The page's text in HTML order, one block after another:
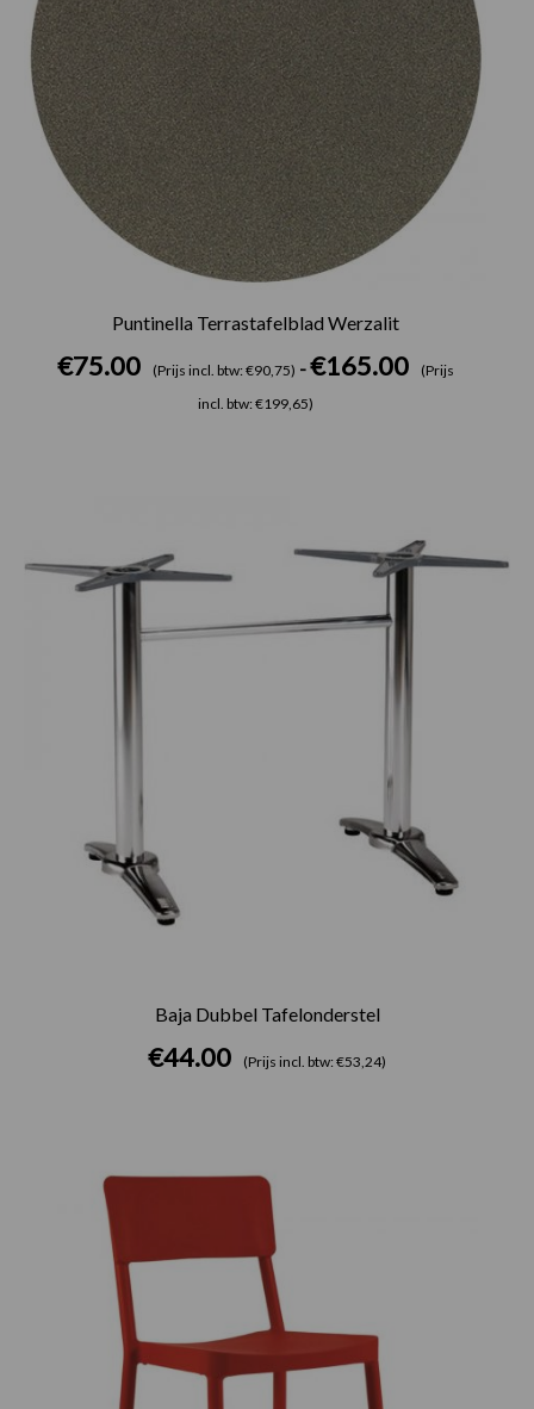
Puntinella Terrastafelblad Werzalit
€75.00 (Prijs incl. btw: €90,75) - €165.00
(Prijs
incl. btw: €199,65)
Baja Dubbel Tafelonderstel
€44.00 (Prijs incl. btw: €53,24)